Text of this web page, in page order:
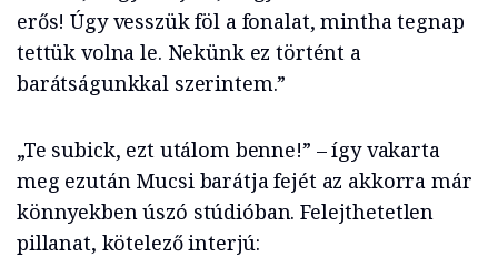
erős! Úgy vesszük föl a fonalat, mintha tegnap
tettük volna le. Nekünk ez történt a
barátságunkkal szerintem.”
„Te subick, ezt utálom benne!” – így vakarta
meg ezután Mucsi barátja fejét az akkorra már
könnyekben úszó stúdióban. Felejthetetlen
pillanat, kötelező interjú: